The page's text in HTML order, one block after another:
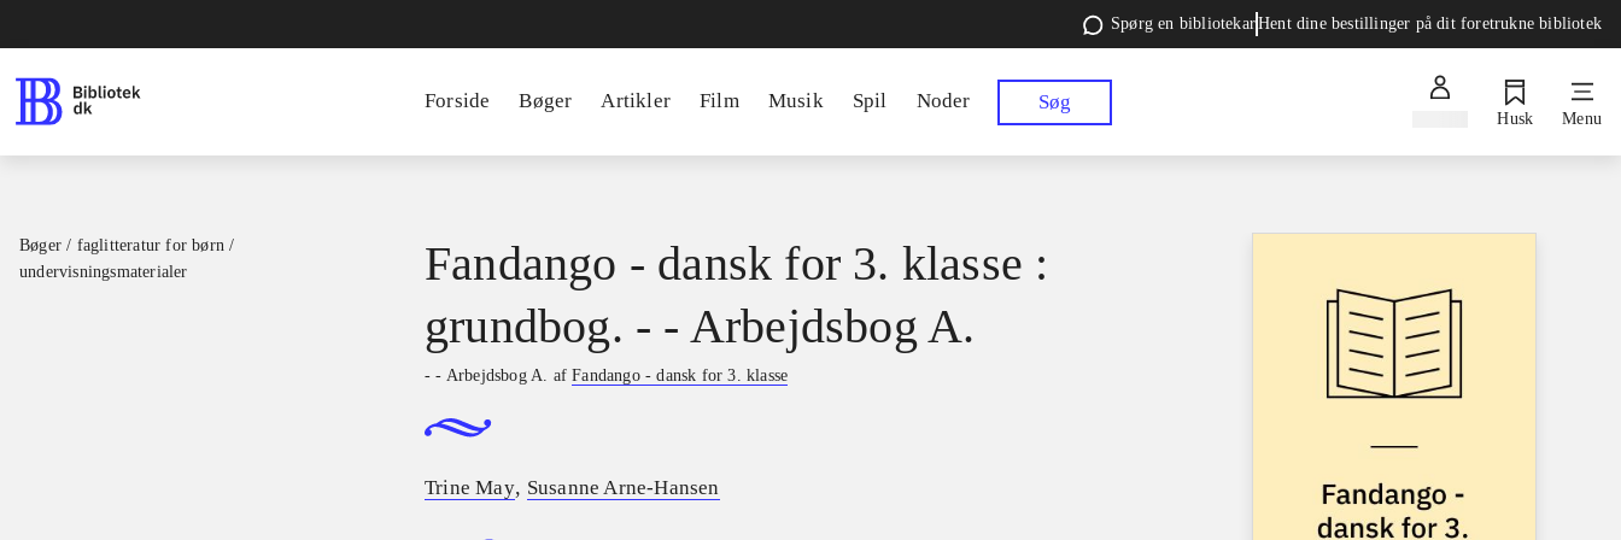
Spørg en bibliotekarHent dine bestillinger på dit foretrukne bibliotek
Forside Bøger Artikler Film Musik Spil Noder Søg
Husk Menu
Bøger / faglitteratur for børn /
undervisningsmaterialer
Fandango - dansk for 3. klasse :
grundbog. - - Arbejdsbog A.
- - Arbejdsbog A. afFandango - dansk for 3. klasse
Trine May, Susanne Arne-Hansen